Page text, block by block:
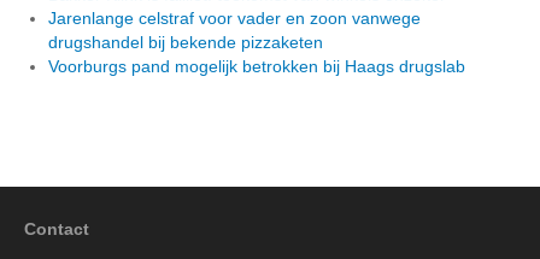
Jarenlange celstraf voor vader en zoon vanwege
drugshandel bij bekende pizzaketen
Voorburgs pand mogelijk betrokken bij Haags drugslab
Contact